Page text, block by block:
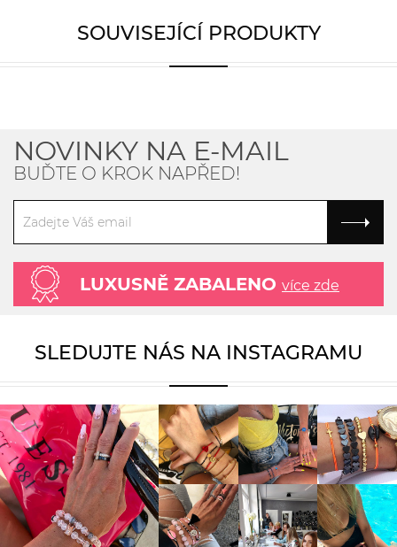
SOUVISEJÍCÍ PRODUKTY
NOVINKY NA E-MAIL
BUĎTE O KROK NAPŘED!
LUXUSNĚ ZABALENO více zde
SLEDUJTE NÁS NA INSTAGRAMU